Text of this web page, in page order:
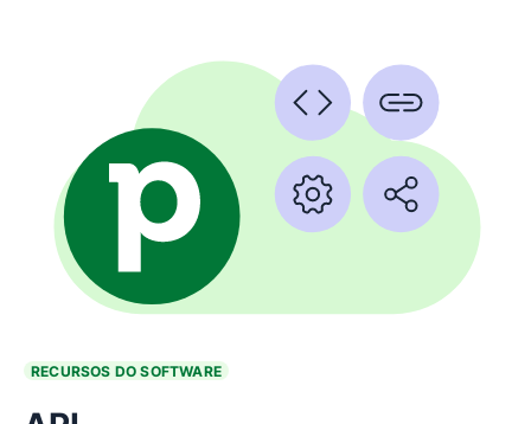
RECURSOS DO SOFTWARE